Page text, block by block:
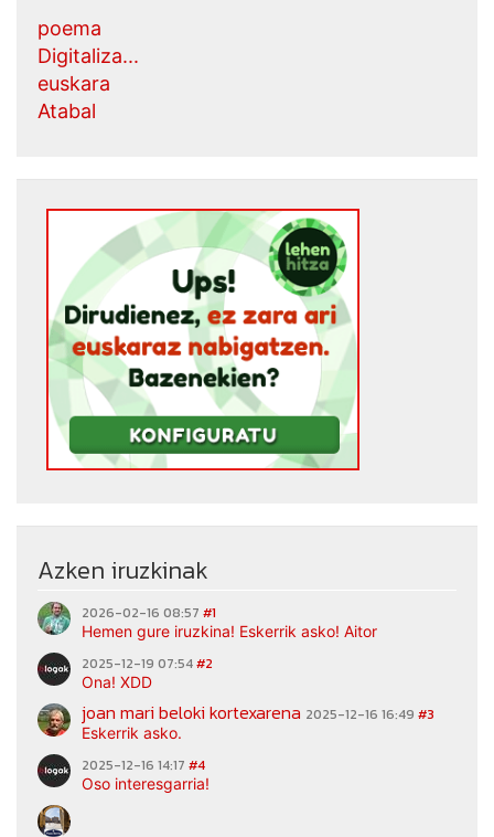
poema
Digitaliza...
euskara
Atabal
Azken iruzkinak
2026-02-16 08:57 #1
Hemen gure iruzkina! Eskerrik asko! Aitor
2025-12-19 07:54#2
Ona! XDD
joan mari beloki kortexarena 2025-12-16 16:49 #3
Eskerrik asko.
2025-12-16 14:17 #4
Oso interesgarria!